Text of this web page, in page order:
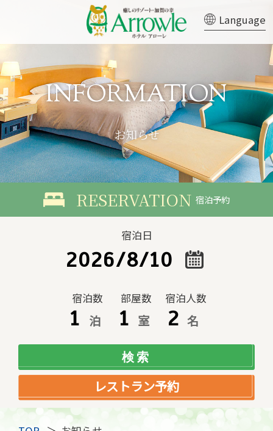
Language
宿泊予約
宿泊日
宿泊数
泊
部屋数
室
宿泊人数
名
レストラン予約
お知らせ